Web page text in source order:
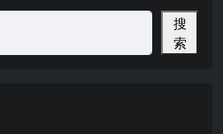
搜
索